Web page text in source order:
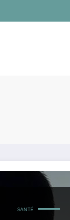
SANTÉ